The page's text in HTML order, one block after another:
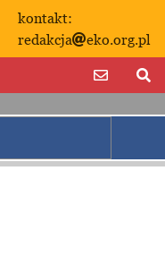
kontakt:
redakcja
eko.org.pl